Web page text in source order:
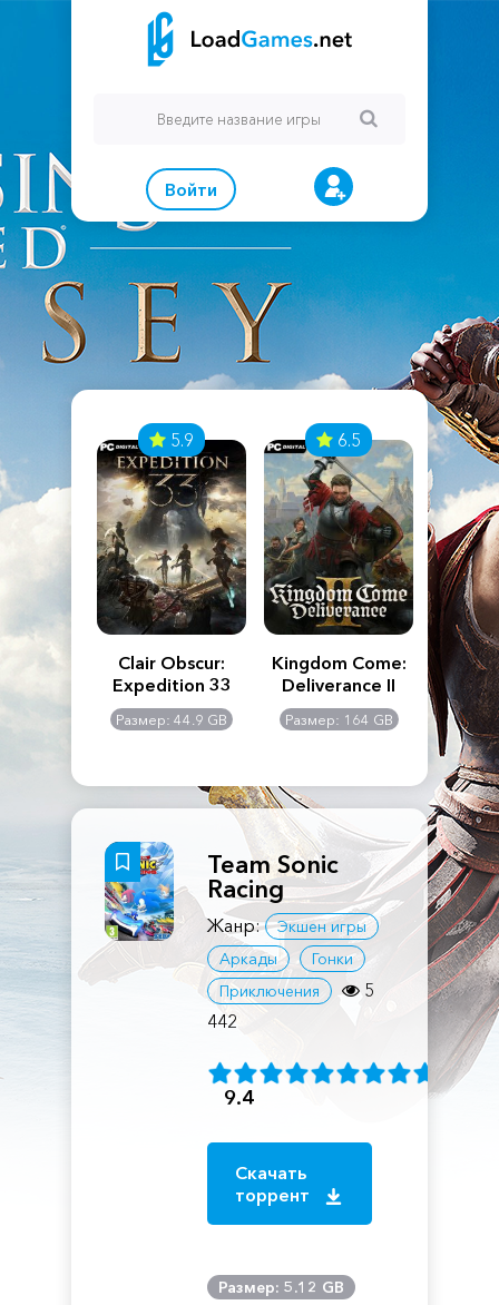
Войти
Creed
5.9
Clair Obscur:
Expedition 33
Размер: 44.9 GB
6.5
Kingdom Come:
Deliverance II
Размер: 164 GB
The
Team Sonic
Racing
Жанр:
Экшен игры
Аркады
Гонки
Приключения
5
442
9.4
Скачать
торрент
Размер: 5.12 GB